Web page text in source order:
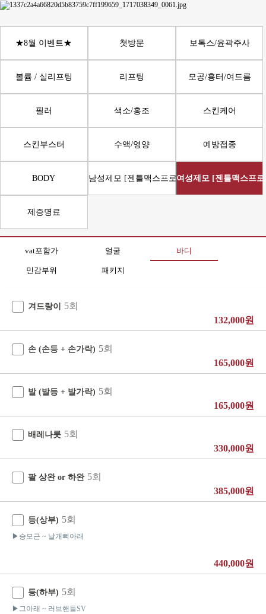
★8월 이벤트★ 첫방문 보톡스/윤곽주사
볼륨 / 실리프팅 리프팅 모공/흉터/여드름
필러 색소/홍조 스킨케어
스킨부스터 수액/영양 예방접종
BODY 남성제모 [젠틀맥스프로플러스]여성제모 [젠틀맥스프
제증명료
vat포함가 얼굴 바디
민감부위 패키지
겨드랑이
5회
132,000원
손 (손등 + 손가락) 5회
165,000원
발 (발등 + 발가락) 5회
165,000원
배레나룻 5회
330,000원
팔 상완 or 하완 5회
385,000원
등(상부) 5회
▶승모근 ~ 날개뼈아래
440,000원
등(하부) 5회
▶그아래 ~ 러브핸들SV